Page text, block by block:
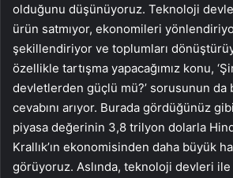
olduğunu düşünüyoruz. Teknoloji
ürün satmıyor, ekonomileri
şekillendiriyor ve toplumları
özellikle tartışma yapacağımız konu,
devletlerden güçlü mü?’ sorusunun da
cevabını arıyor. Burada gördüğünüz
piyasa değerinin 3,8 trilyon dolarla
Krallık’ın ekonomisinden daha büyük
görüyoruz. Aslında, teknoloji devleri